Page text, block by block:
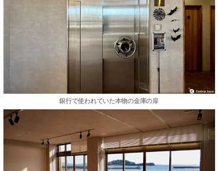
銀行で使われていた本物の金庫の扉